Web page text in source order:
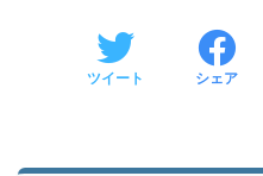
ツイート シェア